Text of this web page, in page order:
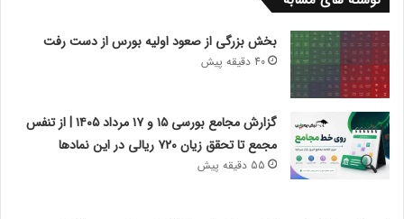
بخش بزرگی از صعود اولیه بورس از دست رفت
40 دقیقه پیش
گزارش مجامع بورسی ۱۵ و ۱۷ مرداد ۱۴۰۵ | از تنفس
مجمع تا تحقق زیان ۷۲۰ ریالی در این نماد‌ها
55 دقیقه پیش